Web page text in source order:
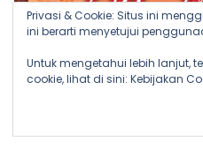
Privasi & Cookie: Situs ini
ini berarti menyetujui
Untuk mengetahui lebih lanjut,
cookie, lihat di sini: Kebijakan